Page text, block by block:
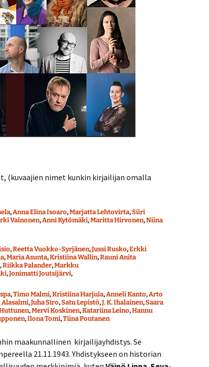
(kuvaajien nimet kunkin kirjailijan omalla
,Anna Elina Isoaro,Marjatta Lehtovirta,Siiri
Vainonen,Anni Kytömäki,Maritta Hirvonen,Niina
,Reetta Vuokko-Syrjänen,Jussi Rusko,Erkki
,Maria Asunta,Kristiina Wallin,Rauni Anita
,Riikka Palander,Markku
,Jonimatti Joutsijärvi,
,Timo Malmi,Kristiina Harjula,Anneli Kanto,Arto
Alasalmi,Juha Siro,Satu Lepistö,J. K. Ihalainen,Saara
,Mervi Koskinen,Katariina Leino,Hannu
,Ilona Tomi,Tiina Poutanen
maakunnallinen kirjailijayhdistys. Se
21.11.1943. Yhdistykseen on historian